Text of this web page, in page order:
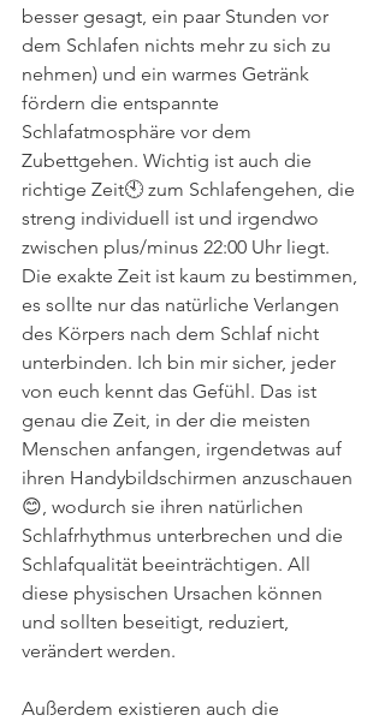
besser gesagt, ein paar Stunden vor
dem Schlafen nichts mehr zu sich zu
nehmen) und ein warmes Getränk
fördern die entspannte
Schlafatmosphäre vor dem
Zubettgehen. Wichtig ist auch die
richtige Zeit🕙 zum Schlafengehen, die
streng individuell ist und irgendwo
zwischen plus/minus 22:00 Uhr liegt.
Die exakte Zeit ist kaum zu bestimmen,
es sollte nur das natürliche Verlangen
des Körpers nach dem Schlaf nicht
unterbinden. Ich bin mir sicher, jeder
von euch kennt das Gefühl. Das ist
genau die Zeit, in der die meisten
Menschen anfangen, irgendetwas auf
ihren Handybildschirmen anzuschauen
😊, wodurch sie ihren natürlichen
Schlafrhythmus unterbrechen und die
Schlafqualität beeinträchtigen. All
diese physischen Ursachen können
und sollten beseitigt, reduziert,
verändert werden.
Außerdem existieren auch die